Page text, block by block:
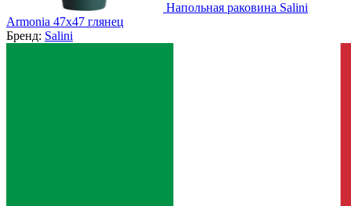
Напольная раковина Salini
Armonia 47x47 глянец
Бренд: Salini